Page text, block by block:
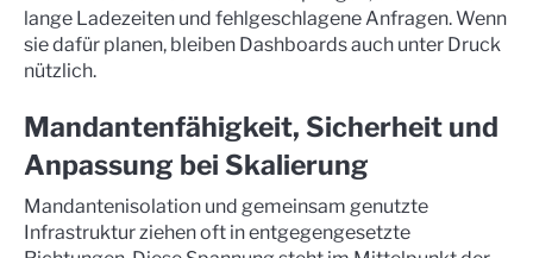
lange Ladezeiten und fehlgeschlagene Anfragen. Wenn
sie dafür planen, bleiben Dashboards auch unter Druck
nützlich.
Mandantenfähigkeit, Sicherheit und
Anpassung bei Skalierung
Mandantenisolation und gemeinsam genutzte
Infrastruktur ziehen oft in entgegengesetzte